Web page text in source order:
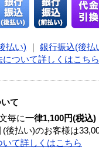
払い) 銀行振込(後払
について詳しくはこちら
て
毎に一律1,100円(税込)
後払い)のお客様は
いて詳しくはこちら